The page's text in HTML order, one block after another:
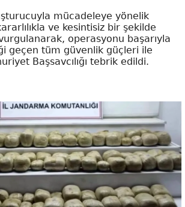
mücadeleye yönelik
ve kesintisiz bir şekilde
operasyonu başarıyla
geçen tüm güvenlik güçleri ile
Başsavcılığı tebrik edildi.